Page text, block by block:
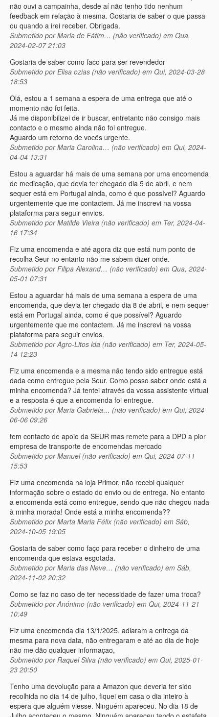
não ouvi a campainha, desde aí não tenho tido nenhum
feedback em relação à mesma. Gostaria de saber o que passa
ou quando a irei receber. Obrigada.
Submetido porMaria de Fátim… (não verificado) em Qua,
2024-02-07 21:03
Gostaria de saber como faco para ser revendedor
Submetido porElisa ozias (não verificado) em Qui, 2024-03-28
18:53
Olá, estou a 1 semana a espera de uma entrega que até o
momento não foi feita.
Já me disponibilizei de ir buscar, entretanto não consigo mais
contacto e o mesmo ainda não foi entregue.
Aguardo um retorno de vocês urgente.
Submetido porMaria Carolina… (não verificado) em Qui, 2024-
04-04 13:31
Estou a aguardar há mais de uma semana por uma encomenda
de medicação, que devia ter chegado dia 5 de abril, e nem
sequer está em Portugal ainda, como é que possível? Aguardo
urgentemente que me contactem. Já me inscrevi na vossa
plataforma para seguir envios.
Submetido porMatilde Vieira (não verificado) em Ter, 2024-04-
16 17:34
Fiz uma encomenda e até agora diz que está num ponto de
recolha Seur no entanto não me sabem dizer onde.
Submetido porFilipa Alexand… (não verificado) em Qua, 2024-
05-01 07:31
Estou a aguardar há mais de uma semana a espera de uma
encomenda, que devia ter chegado dia 8 de abril, e nem sequer
está em Portugal ainda, como é que possível? Aguardo
urgentemente que me contactem. Já me inscrevi na vossa
plataforma para seguir envios.
Submetido porAgro-Litos lda (não verificado) em Ter, 2024-05-
14 12:23
Fiz uma encomenda e a mesma não tendo sido entregue está
dada como entregue pela Seur. Como posso saber onde está a
minha encomenda? Já tentei através da vossa assistente virtual
e a resposta é que a encomenda foi entregue.
Submetido porMaria Gabriela… (não verificado) em Qui, 2024-
06-06 09:26
tem contacto de apoio da SEUR mas remete para a DPD a pior
empresa de transporte de encomendas mercado
Submetido porManuel (não verificado) em Qui, 2024-07-11
15:53
Fiz uma encomenda na loja Primor, não recebi qualquer
informação sobre o estado do envio ou de entrega. No entanto
a encomenda está como entregue, sendo que não chegou nada
à minha morada! Onde está a minha encomenda??
Submetido porMarta Maria Félix (não verificado) em Sáb,
2024-10-05 19:05
Gostaria de saber como faço para receber o dinheiro de uma
encomenda que estava esgotada.
Submetido porMaria das Neve… (não verificado) em Sáb,
2024-11-02 20:32
Como se faz no caso de ter necessidade de fazer uma troca?
Submetido porAnónimo (não verificado) em Qui, 2024-11-21
10:49
Fiz uma encomenda dia 13/1/2025, adiaram a entrega da
mesma para nova data, não entregaram e até ao dia de hoje
não me dão qualquer informaçao,
Submetido por Raquel Silva (não verificado) em Qui, 2025-01-
23 20:50
Tenho uma devolução para a Amazon que deveria ter sido
recolhida no dia 14 de julho, fiquei em casa o dia inteiro à
espera que alguém viesse. Ninguém apareceu. No dia 18 de